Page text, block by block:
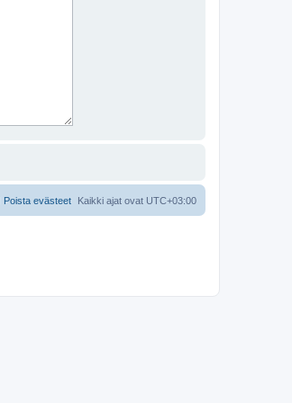
Kaikki ajat ovat UTC+03:00
Poista evästeet